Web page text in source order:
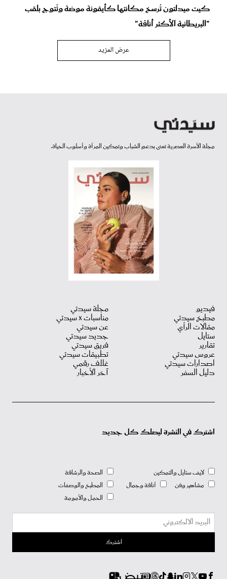
كيت ميدلتون تُرسخ مكانتها كأيقونة موضة وتُتوج بلقب
"البريطانية الأكثر أناقة"
عرض المزيد
مجلة الأسرة العصرية تعنى بدعم الشباب وتمكين المرأة وأسلوب الحياة.
فيديو
مطبخ سيدتي
مقالات الرأي
ستايل
تقارير
عروس سيدتي
اصدارات سيدتي
دليل السفر
مجلة سيدتي
مناسبات X سيدتي
عن سيدتي
جديد سيدتي
فريق سيدتي
تطبيقات سيدتي
غلاف رقمي
آخر الأخبار
اشترك في النشرة ليصلك كل جديد
لايف ستايل والتمكين
مشاهير وفن
أناقة وجمال
الصحة والرشاقة
المطبخ والوصفات
الحمل والأمومة